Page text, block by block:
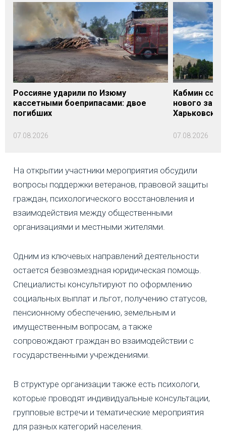
Россияне ударили по Изюму
кассетными боеприпасами: двое
погибших
07.08.2026
Кабмин
нового
07.08.2026
На открытии участники мероприятия обсудили
вопросы поддержки ветеранов, правовой защиты
граждан, психологического восстановления и
взаимодействия между общественными
организациями и местными жителями.
Одним из ключевых направлений деятельности
остается безвозмездная юридическая помощь.
Специалисты консультируют по оформлению
социальных выплат и льгот, получению статусов,
пенсионному обеспечению, земельным и
имущественным вопросам, а также
сопровождают граждан во взаимодействии с
государственными учреждениями.
В структуре организации также есть психологи,
которые проводят индивидуальные консультации,
групповые встречи и тематические мероприятия
для разных категорий населения.